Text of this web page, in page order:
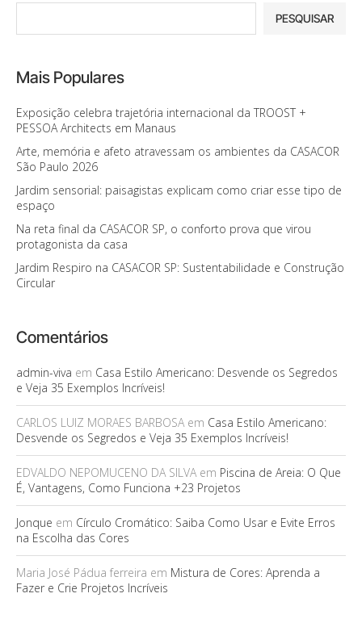
PESQUISAR
Mais Populares
Exposição celebra trajetória internacional da TROOST +
PESSOA Architects em Manaus
Arte, memória e afeto atravessam os ambientes da CASACOR
São Paulo 2026
Jardim sensorial: paisagistas explicam como criar esse tipo de
espaço
Na reta final da CASACOR SP, o conforto prova que virou
protagonista da casa
Jardim Respiro na CASACOR SP: Sustentabilidade e Construção
Circular
Comentários
admin-viva em Casa Estilo Americano: Desvende os Segredos
e Veja 35 Exemplos Incríveis!
CARLOS LUIZ MORAES BARBOSAem Casa Estilo Americano:
Desvende os Segredos e Veja 35 Exemplos Incríveis!
EDVALDO NEPOMUCENO DA SILVAem Piscina de Areia: O Que
É, Vantagens, Como Funciona +23 Projetos
Jonque em Círculo Cromático: Saiba Como Usar e Evite Erros
na Escolha das Cores
Maria José Pádua ferreira em Mistura de Cores: Aprenda a
Fazer e Crie Projetos Incríveis